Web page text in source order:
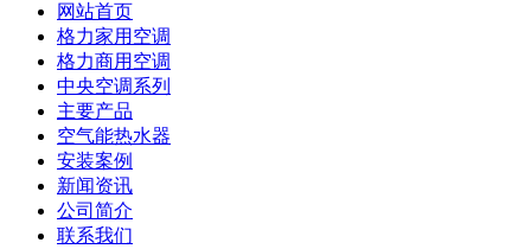
网站首页
格力家用空调
格力商用空调
中央空调系列
主要产品
空气能热水器
安装案例
新闻资讯
公司简介
联系我们